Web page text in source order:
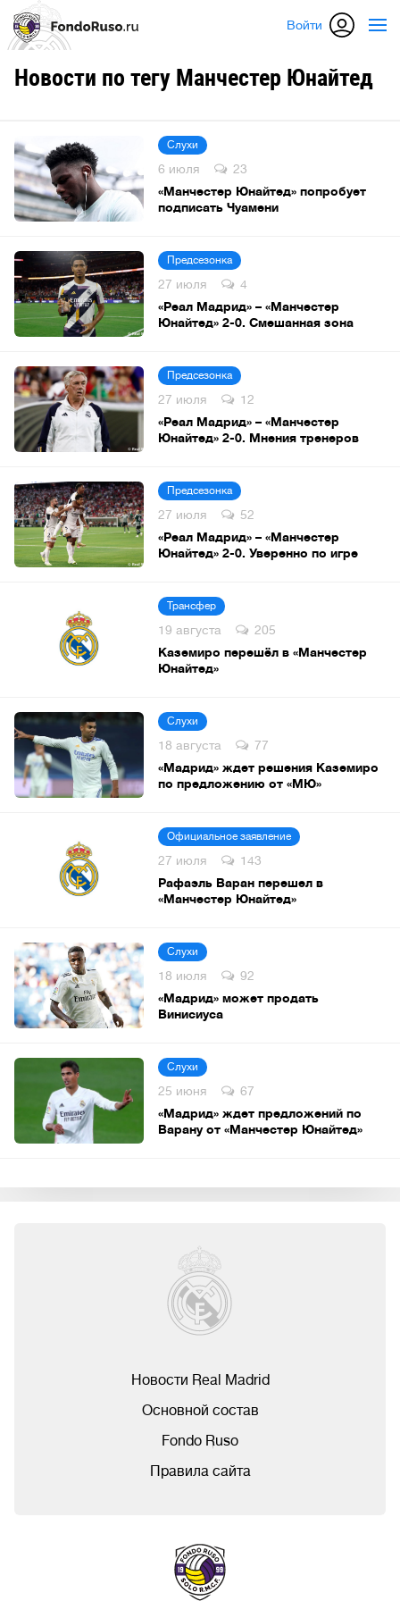
Войти
Новости по тегу Манчестер Юнайтед
Слухи
6 июля
23
«Манчестер Юнайтед» попробует
подписать Чуамени
Предсезонка
27 июля
4
«Реал Мадрид» – «Манчестер
Юнайтед» 2-0. Смешанная зона
Предсезонка
27 июля
12
«Реал Мадрид» – «Манчестер
Юнайтед» 2-0. Мнения тренеров
Предсезонка
27 июля
52
«Реал Мадрид» – «Манчестер
Юнайтед» 2-0. Уверенно по игре
Трансфер
19 августа
205
Каземиро перешёл в «Манчестер
Юнайтед»
Слухи
18 августа
77
«Мадрид» ждет решения Каземиро
по предложению от «МЮ»
Официальное заявление
27 июля
143
Рафаэль Варан перешел в
«Манчестер Юнайтед»
Слухи
18 июля
92
«Мадрид» может продать
Винисиуса
Слухи
25 июня
67
«Мадрид» ждет предложений по
Варану от «Манчестер Юнайтед»
Новости Real Madrid
Основной состав
Fondo Ruso
Правила сайта